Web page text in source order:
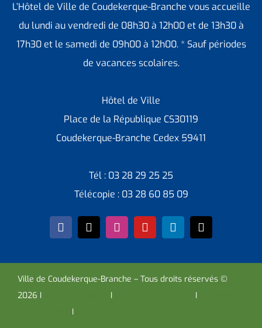
L’Hôtel de Ville de Coudekerque-Branche vous accueille
du lundi au vendredi de 08h30 à 12h00 et de 13h30 à
17h30 et le samedi de 09h00 à 12h00. * Sauf périodes
de vacances scolaires.
Hôtel de Ville
Place de la République CS30119
Coudekerque-Branche Cedex 59411
Tél : 03 28 29 25 25
Télécopie : 03 28 60 85 09
Ville de Coudekerque-Branche – Tous droits réservés ©
2026 I
I I
I